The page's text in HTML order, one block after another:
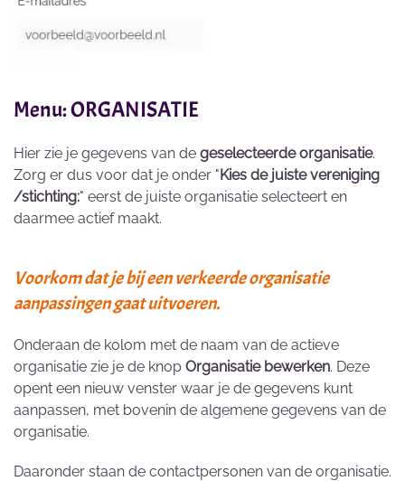
Menu: ORGANISATIE
Hier zie je gegevens van de geselecteerde organisatie.
Zorg er dus voor dat je onder "Kies de juiste vereniging
/stichting:" eerst de juiste organisatie selecteert en
daarmee actief maakt.
Voorkom dat je bij een verkeerde organisatie
aanpassingen gaat uitvoeren.
Onderaan de kolom met de naam van de actieve
organisatie zie je de knop Organisatie bewerken. Deze
opent een nieuw venster waar je de gegevens kunt
aanpassen, met bovenin de algemene gegevens van de
organisatie.
Daaronder staan de contactpersonen van de organisatie.